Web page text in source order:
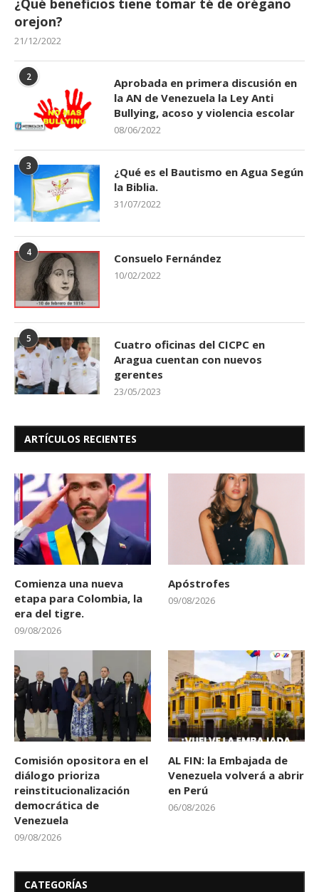
¿Qué beneficios tiene tomar té de orégano
orejon?
21/12/2022
2
Aprobada en primera discusión en
la AN de Venezuela la Ley Anti
Bullying, acoso y violencia escolar
08/06/2022
3
¿Qué es el Bautismo en Agua Según
la Biblia.
31/07/2022
4 Consuelo Fernández
10/02/2022
5
Cuatro oficinas del CICPC en
Aragua cuentan con nuevos
gerentes
23/05/2023
ARTÍCULOS RECIENTES
Comienza una nueva
etapa para Colombia, la
era del tigre.
09/08/2026
Apóstrofes
09/08/2026
Comisión opositora en el
diálogo prioriza
reinstitucionalización
democrática de
Venezuela
09/08/2026
AL FIN: la Embajada de
Venezuela volverá a abrir
en Perú
06/08/2026
CATEGORÍAS